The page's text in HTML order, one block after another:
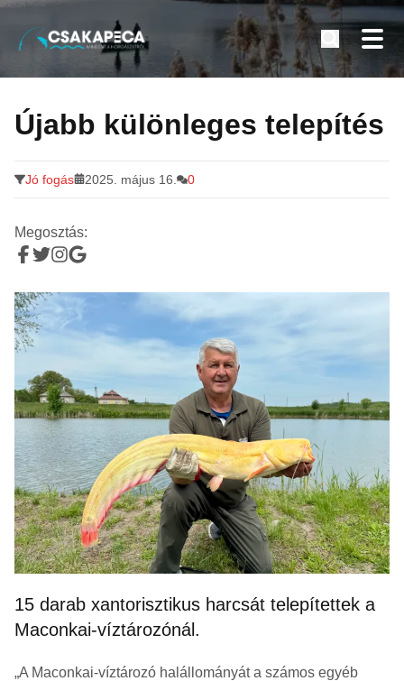
tartalomra
Minden a horgászatról
Újabb különleges telepítés
Jó fogás 2025. május 16. 0
Megosztás:
15 darab xantorisztikus harcsát telepítettek a
Maconkai-víztározónál.
„A Maconkai-víztározó halállományát a számos egyéb